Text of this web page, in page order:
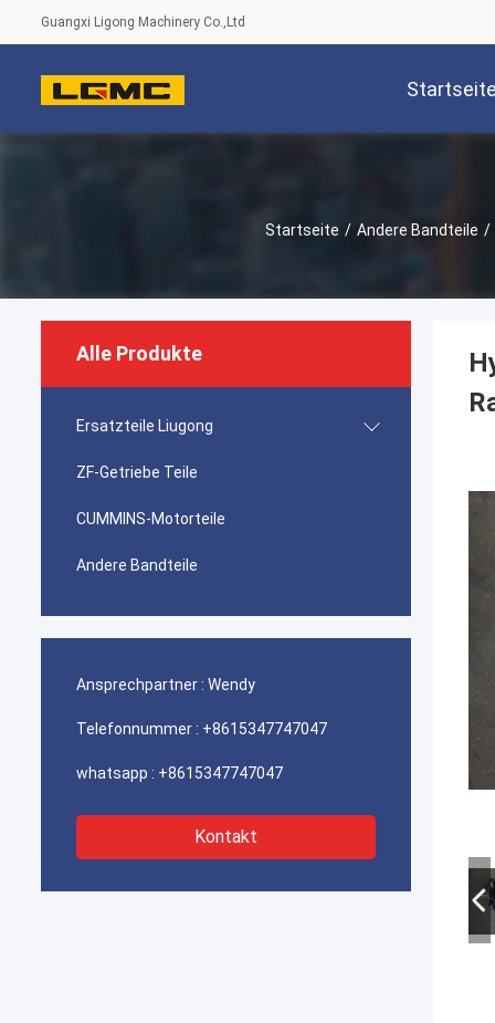
Guangxi Ligong Machinery Co.,Ltd
Startseite
Startseite / Andere Bandteile /
Alle Produkte
Ersatzteile Liugong
ZF-Getriebe Teile
CUMMINS-Motorteile
Andere Bandteile
Ansprechpartner : Wendy
Telefonnummer : +8615347747047
whatsapp : +8615347747047
Kontakt